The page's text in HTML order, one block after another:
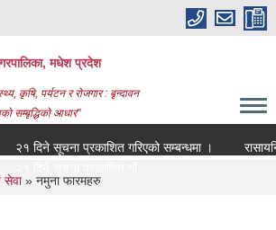
मधेश प्रदेश
कृषि, पर्यटन र रोजगार : बृन्दावन
सम्बृद्धिको आधार"
२१ दिने सूचना प्रकाशित गरिएको सम्बन्धमा ।
सेवा» नमुना फारमहरु